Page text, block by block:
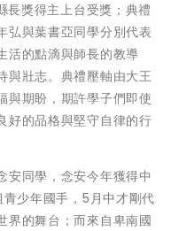
長獎得主上台受獎；典禮
弘與葉書亞同學分別代表
活的點滴與師長的教導
與壯志。典禮壓軸由大王
與期盼，期許學子們即使
好的品格與堅守自律的行
安同學，念安今年獲得中
少年國手，5月中才剛代
界的舞台；而來自卑南國